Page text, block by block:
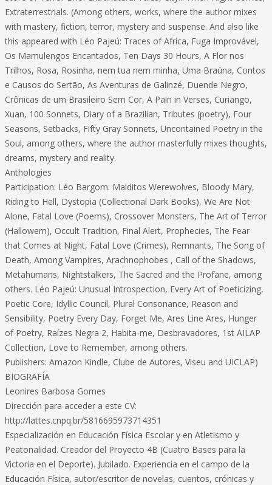
Extraterrestrials. (Among others, works, where the author mixes
with mastery, fiction, terror, mystery and suspense. And also like
this appeared with Léo Pajeú: Traces of Africa, Fuga Improvável,
Os Mamulengos Encantados, Ten Days 30 Hours, A Flor nos
Trilhos, Rosa, Rosinha, nem tua nem minha, Uma Braúna, Contos
e Causos do Sertão, As Aventuras de Galinzé, Duende Negro,
Crônicas de um Brasileiro Sem Cor, A Pain in Verses, Curiango,
Xuan, 100 Sonnets, Diary of a Brazilian, Tributes (poetry), Four
Seasons, Setbacks, Fifty Gray Sonnets, Uncontained Poetry in the
Soul, among others, where the author masterfully mixes thoughts,
dreams, mystery and reality.
Anthologies
Participation: Léo Bargom: Malditos Werewolves, Bloody Mary,
Riding to Hell, Dystopia (Collectional Dark Books), We Are Not
Alone, Fatal Love (Poems), Crossover Monsters, The Art of Terror
(Hallowem), Occult Tradition, Final Alert, Prophecies, The Fear
that Comes at Night, Fatal Love (Crimes), Remnants, The Song of
Death, Among Vampires, Arachnophobes , Call of the Shadows,
Metahumans, Nightstalkers, The Sacred and the Profane, among
others. Léo Pajeú: Unusual Introspection, Every Art of Poeticizing,
Poetic Core, Idyllic Council, Plural Consonance, Reason and
Sensibility, Poetry Every Day, Forget Me, Ares Line Ares, Hunger
of Poetry, Raízes Negra 2, Habita-me, Desbravadores, 1st AILAP
Collection, Love to Remember, among others.
Publishers: Amazon Kindle, Clube de Autores, Viseu and UICLAP)
BIOGRAFÍA
Leonires Barbosa Gomes
Dirección para acceder a este CV:
http://lattes.cnpq.br/5816695973714351
Especialización en Educación Física Escolar y en Atletismo y
Peatonalidad. Creador del Proyecto 4B (Cuatro Bases para la
Victoria en el Deporte). Jubilado. Experiencia en el campo de la
Educación Física, autor/escritor de novelas, cuentos, crónicas y